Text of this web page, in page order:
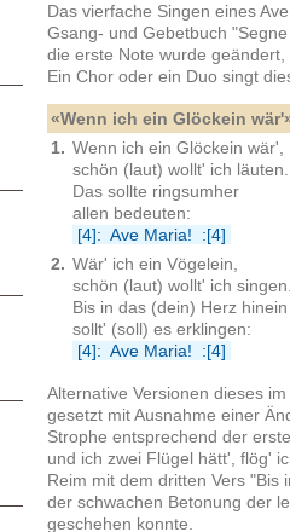
Das vierfache Singen eines
Gsang- und Gebetbuch
die erste Note wurde
Ein Chor oder ein Duo singt
«Wenn ich ein Glöckein
1. Wenn ich ein Glöckein wär',
schön (laut) wollt' ich läuten.
Das sollte ringsumher
allen bedeuten:
[4]: Ave Maria! :[4]
2. Wär' ich ein Vögelein,
schön (laut) wollt' ich singen.
Bis in das (dein) Herz hinein
sollt' (soll) es erklingen:
[4]: Ave Maria! :[4]
Alternative Versionen dieses
gesetzt mit Ausnahme einer
Strophe entsprechend der
und ich zwei Flügel hätt', flög'
Reim mit dem dritten Vers "Bis
der schwachen Betonung der
geschehen konnte.